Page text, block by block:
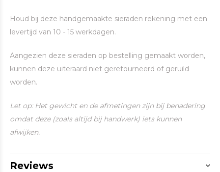
Houd bij deze handgemaakte sieraden rekening met een
levertijd van 10 - 15 werkdagen.
Aangezien deze sieraden op bestelling gemaakt worden,
kunnen deze uiteraard niet geretourneerd of geruild
worden.
Let op: Het gewicht en de afmetingen zijn bij benadering
omdat deze (zoals altijd bij handwerk) iets kunnen
afwijken.
Reviews